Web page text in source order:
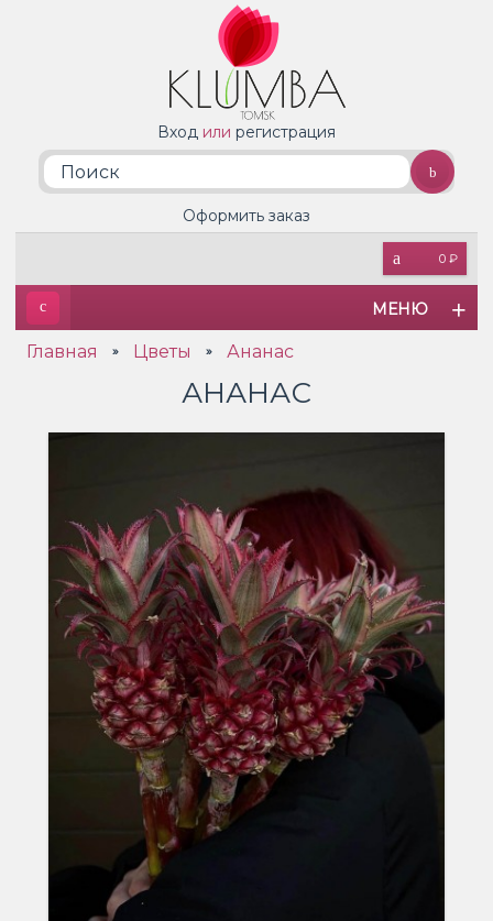
Вход или регистрация
0 ₽
Оформить заказ
МЕНЮ
Главная » Цветы » Ананас
АНАНАС